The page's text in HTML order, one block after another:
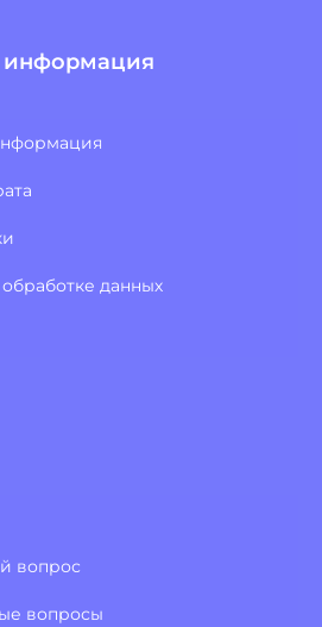
данных
вопрос
вопросы